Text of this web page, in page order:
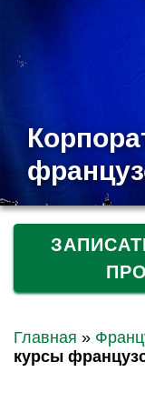
Главная »
курсы